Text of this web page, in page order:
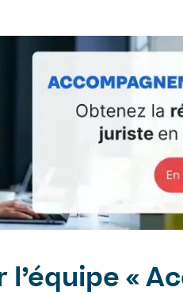
l’équipe «